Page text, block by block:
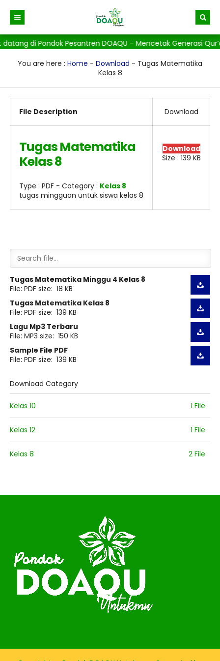
Beranda
Berita
di Pondok Pesantren DOAQU – Mencetak Generasi
You are here : Home - Download - Tugas Matematika
Kelas 8
File Description Download
Tugas Matematika
Kelas 8
Type : PDF - Category : Kelas 8
tugas mingguan untuk siswa kelas 8
Download
Size : 139 KB
Tugas Matematika Minggu 4 Kelas 8
File: PDF size: 18 KB
Tugas Matematika Kelas 8
File: PDF size: 139 KB
Lagu Mp3 Terbaru
File: MP3 size: 150 KB
Sample File PDF
File: PDF size: 139 KB
Download Category
Kelas 10 1 File
Kelas 12 1 File
Kelas 8 2 File